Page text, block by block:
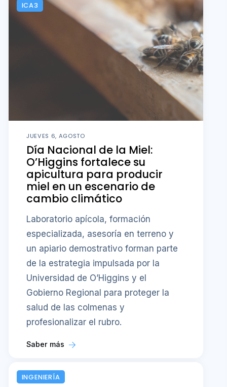
ICA3
JUEVES 6, AGOSTO
Día Nacional de la Miel:
O’Higgins fortalece su
apicultura para producir
miel en un escenario de
cambio climático
Laboratorio apícola, formación
especializada, asesoría en terreno y
un apiario demostrativo forman parte
de la estrategia impulsada por la
Universidad de O’Higgins y el
Gobierno Regional para proteger la
salud de las colmenas y
profesionalizar el rubro.
Saber más
INGENIERÍA